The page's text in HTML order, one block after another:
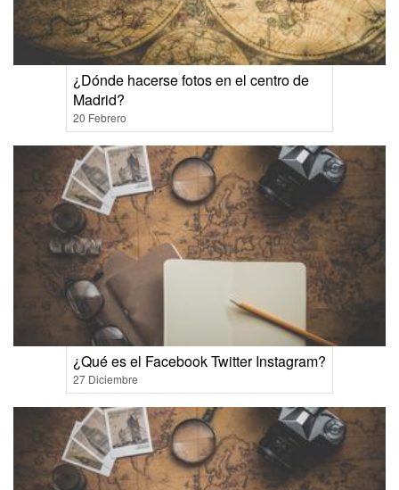
¿Dónde hacerse fotos en el centro de
Madrid?
20 Febrero
¿Qué es el Facebook Twitter Instagram?
27 Diciembre